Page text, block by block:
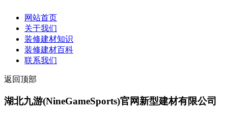
网站首页
关于我们
装修建材知识
装修建材百科
联系我们
返回顶部
湖北九游(NineGameSports)官网新型建材有限公司